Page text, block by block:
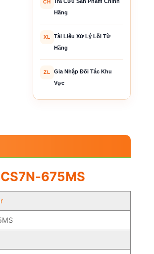
CH
Hãng
XL
Tài Liệu Xử Lý Lỗi Từ
Hãng
ZL
Gia Nhập Đối Tác Khu
Vực
675MS